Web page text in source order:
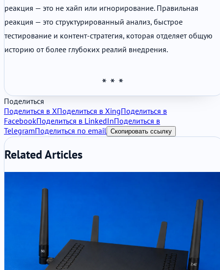
реакция — это не хайп или игнорирование. Правильная
реакция — это структурированный анализ, быстрое
тестирование и контент-стратегия, которая отделяет общую
историю от более глубоких реалий внедрения.
Поделиться
Поделиться в XПоделиться в XingПоделиться в
FacebookПоделиться в LinkedInПоделиться в
TelegramПоделиться по email Скопировать ссылку
Related Articles